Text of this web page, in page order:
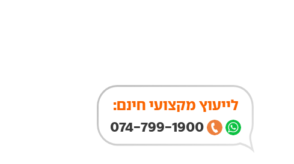
לייעוץ מקצועי חינם:
074-799-1900